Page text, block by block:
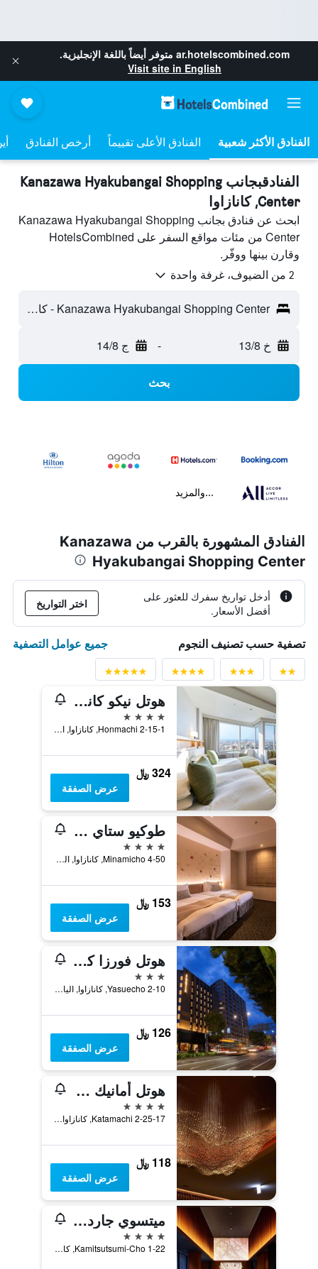
ar.hotelscombined.com متوفر أيضاً باللغة الإنجليزية.
Visit site in English
الفنادق الأعلى تقييماً أرخص الفنادق
الفنادقبجانب Kanazawa Hyakubangai Shopping
Center, كانازاوا
ابحث عن فنادق بجانب Kanazawa Hyakubangai Shopping
Center من مئات مواقع السفر على HotelsCombined
وقارن بينها ووفّر.
2 من الضيوف، غرفة واحدة
Kanazawa Hyakubangai Shopping Center - كانازاوا، اليابان
خ 13/8 - ج 14/8
بحث
...والمزيد
الفنادق المشهورة بالقرب من Kanazawa
Hyakubangai Shopping Center
أدخل تواريخ سفرك للعثور على
أفضل الأسعار.
اختر التواريخ
تصفية حسب تصنيف النجوم جميع عوامل التصفية
هوتل نيكو كانازاوا
4 نجوم
2-15-1 Honmachi, كانازاوا, اليابان
324 ﷼
عرض الصفقة
طوكيو ستاي كانازاوا
4 نجوم
4-50 Minamicho, كانازاوا, اليابان
153 ﷼
عرض الصفقة
هوتل فورزا كانازاوا
3 نجوم
2-10 Yasuecho, كانازاوا, اليابان
126 ﷼
عرض الصفقة
هوتل أمانيك كانازاوا
4 نجوم
2-25-17 Katamachi, كانازاوا, اليابان
118 ﷼
عرض الصفقة
ميتسوي جاردن هوتل كانازاوا
4 نجوم
1-22 Kamitsutsumi-Cho, كانازاوا, اليابان